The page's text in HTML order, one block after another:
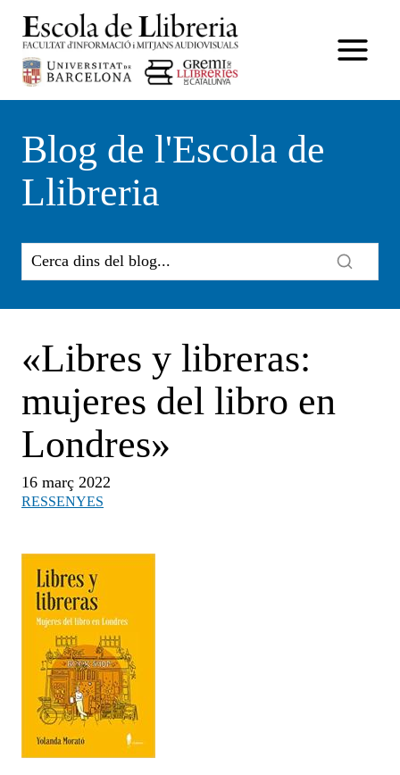
contingut
Blog de l'Escola de
Llibreria
«Libres y libreras:
mujeres del libro en
Londres»
16 març 2022
RESSENYES